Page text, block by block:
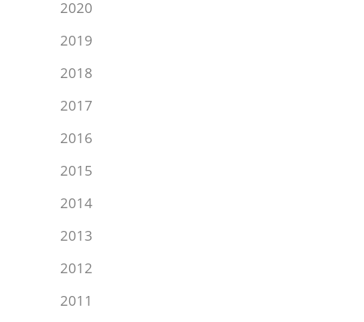
2020
2019
2018
2017
2016
2015
2014
2013
2012
2011